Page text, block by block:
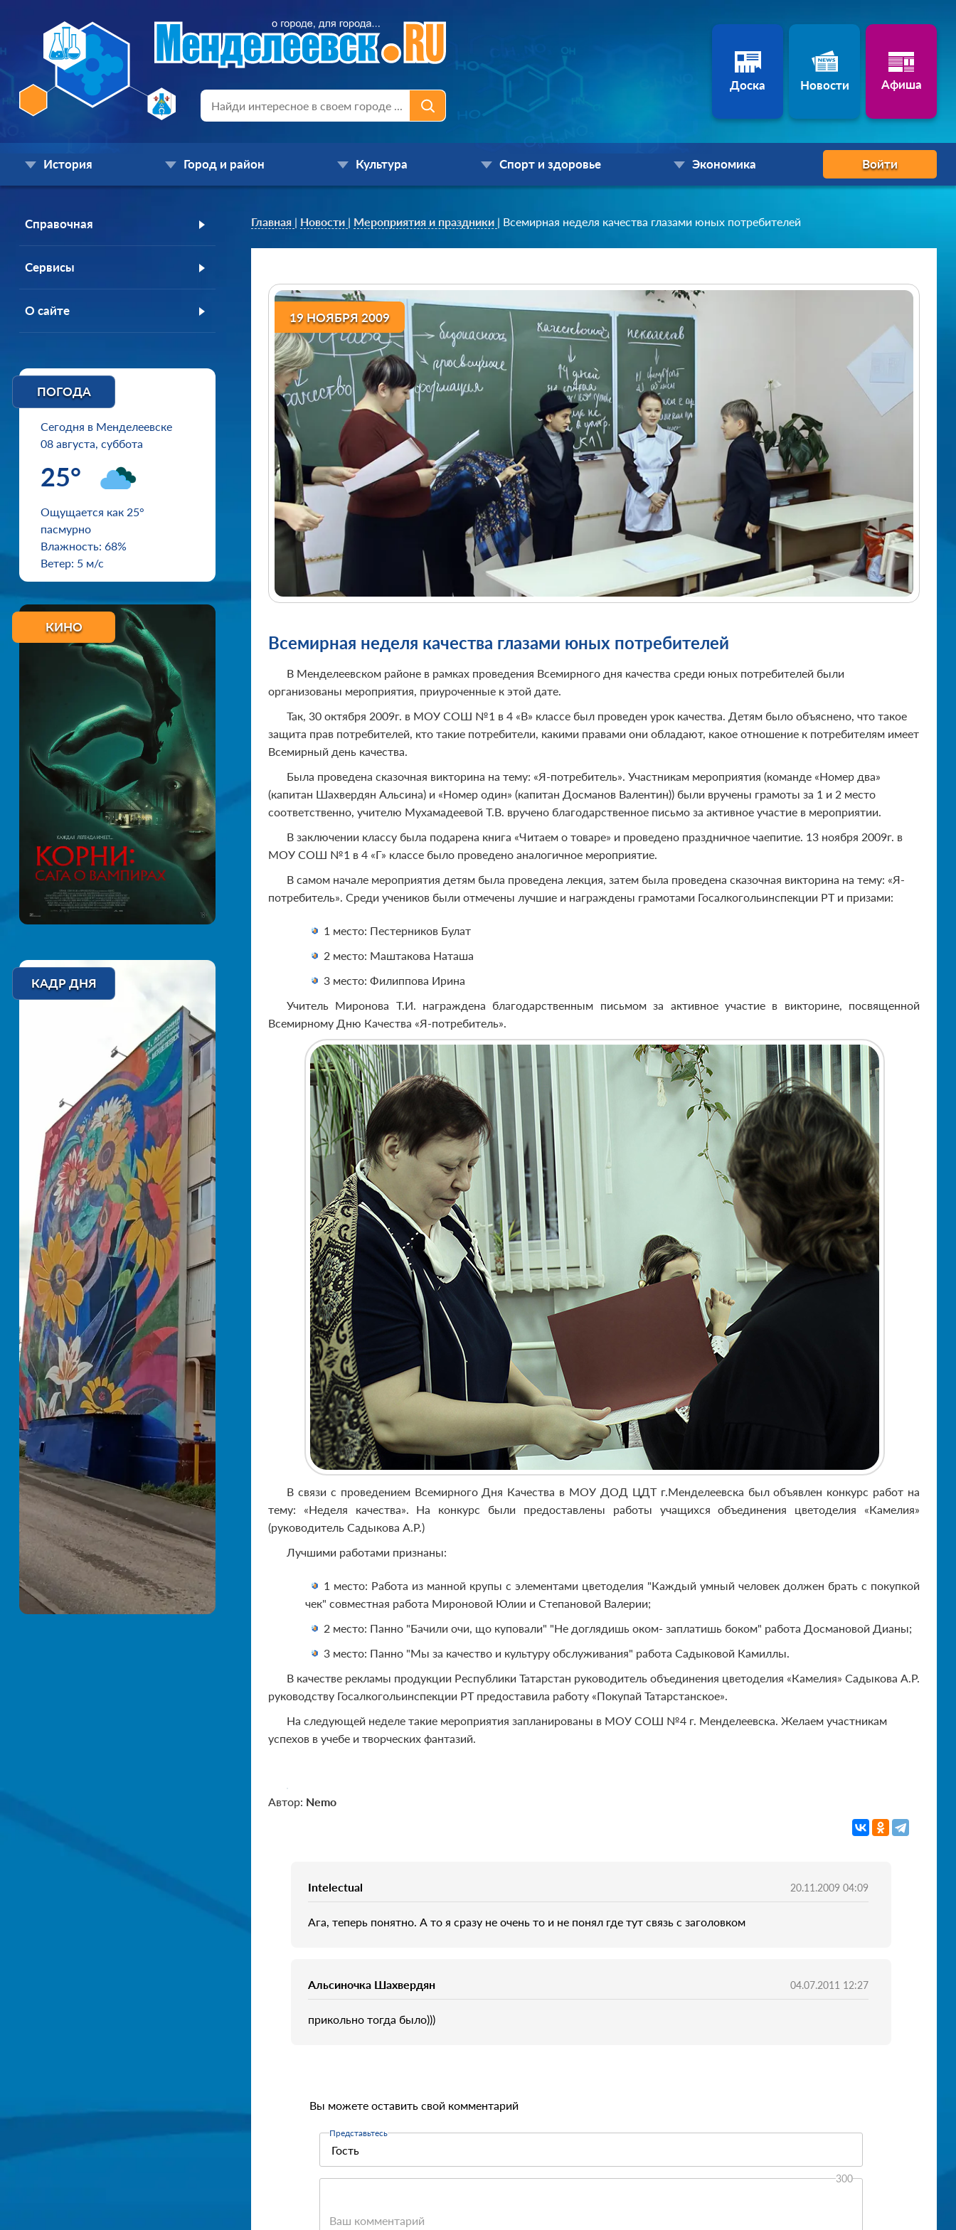
Доска Новости Афиша
История Город и район Культура Спорт и здоровье Экономика Войти
Справочная
Сервисы
О сайте
ПОГОДА
Сегодня в Менделеевске
08 августа, суббота
25°
Ощущается как 25°
пасмурно
Влажность: 68%
Ветер: 5 м/с
КИНО
КАДР ДНЯ
Главная | Новости | Мероприятия и праздники | Всемирная неделя качества глазами юных потребителей
19 НОЯБРЯ 2009
Всемирная неделя качества глазами юных потребителей
В Менделеевском районе в рамках проведения Всемирного дня качества среди юных потребителей были
организованы мероприятия, приуроченные к этой дате.
Так, 30 октября 2009г. в МОУ СОШ №1 в 4 «В» классе был проведен урок качества. Детям было объяснено, что такое
защита прав потребителей, кто такие потребители, какими правами они обладают, какое отношение к потребителям имеет
Всемирный день качества.
Была проведена сказочная викторина на тему: «Я-потребитель». Участникам мероприятия (команде «Номер два»
(капитан Шахвердян Альсина) и «Номер один» (капитан Досманов Валентин)) были вручены грамоты за 1 и 2 место
соответственно, учителю Мухамадеевой Т.В. вручено благодарственное письмо за активное участие в мероприятии.
В заключении классу была подарена книга «Читаем о товаре» и проведено праздничное чаепитие. 13 ноября 2009г. в
МОУ СОШ №1 в 4 «Г» классе было проведено аналогичное мероприятие.
В самом начале мероприятия детям была проведена лекция, затем была проведена сказочная викторина на тему: «Я-
потребитель». Среди учеников были отмечены лучшие и награждены грамотами Госалкогольинспекции РТ и призами:
1 место: Пестерников Булат
2 место: Маштакова Наташа
3 место: Филиппова Ирина
Учитель Миронова Т.И. награждена благодарственным письмом за активное участие в викторине, посвященной
Всемирному Дню Качества «Я-потребитель».
В связи с проведением Всемирного Дня Качества в МОУ ДОД ЦДТ г.Менделеевска был объявлен конкурс работ на
тему: «Неделя качества». На конкурс были предоставлены работы учащихся объединения цветоделия «Камелия»
(руководитель Садыкова А.Р.)
Лучшими работами признаны:
1 место: Работа из манной крупы с элементами цветоделия "Каждый умный человек должен брать с покупкой
чек" совместная работа Мироновой Юлии и Степановой Валерии;
2 место: Панно "Бачили очи, що куповали" "Не доглядишь оком- заплатишь боком" работа Досмановой Дианы;
3 место: Панно "Мы за качество и культуру обслуживания" работа Садыковой Камиллы.
В качестве рекламы продукции Республики Татарстан руководитель объединения цветоделия «Камелия» Садыкова А.Р.
руководству Госалкогольинспекции РТ предоставила работу «Покупай Татарстанское».
На следующей неделе такие мероприятия запланированы в МОУ СОШ №4 г. Менделеевска. Желаем участникам
успехов в учебе и творческих фантазий.
Автор: Nemo
Intelectual 20.11.2009 04:09
Ага, теперь понятно. А то я сразу не очень то и не понял где тут связь с заголовком
Альсиночка Шахвердян 04.07.2011 12:27
прикольно тогда было)))
Вы можете оставить свой комментарий
Представьтесь
Ваш комментарий
300